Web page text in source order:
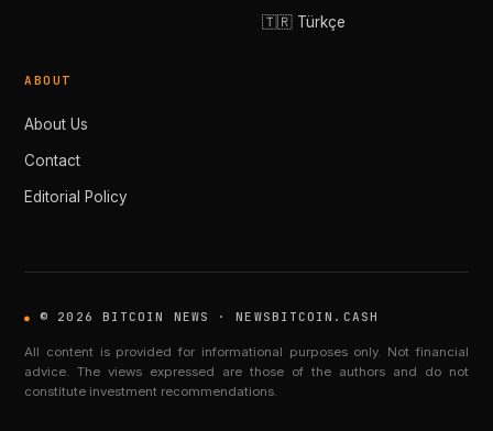
🇹🇷 Türkçe
ABOUT
About Us
Contact
Editorial Policy
© 2026 BITCOIN NEWS · NEWSBITCOIN.CASH
All content is provided for informational purposes only. Not financial
advice. The views expressed are those of the authors and do not
constitute investment recommendations.